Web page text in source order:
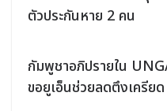
ตัวประกันหาย 2 คน
กัมพูชาอภิปรายใน
ขอยูเอ็นช่วยลดตึงเครียด